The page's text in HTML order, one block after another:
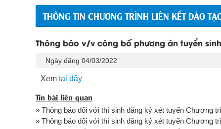
THÔNG TIN CHƯƠNG TRÌNH LIÊN KẾT ĐÀO
Thông báo v/v công bố phương án tuyển
Ngày đăng 04/03/2022
Xem tại đây
Tin bài liên quan
» Thông báo đối với thí sinh đăng ký xét tuyển Chương
» Thông báo đối với thí sinh đăng ký xét tuyển Chương